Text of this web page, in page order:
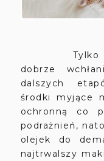
Tylko
dobrze
dalszych
środki myjące
ochronną co
podrażnień,
olejek do
najtrwalszy